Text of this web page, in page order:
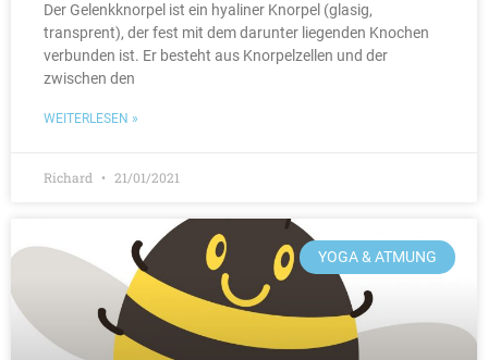
Der Gelenkknorpel ist ein hyaliner Knorpel (glasig,
transprent), der fest mit dem darunter liegenden Knochen
verbunden ist. Er besteht aus Knorpelzellen und der
zwischen den
WEITERLESEN »
Richard 21/01/2021
YOGA & ATMUNG